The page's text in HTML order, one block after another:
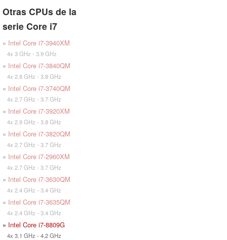
Otras CPUs de la
serie Core i7
» Intel Core i7-3940XM
4x 3 GHz - 3.9 GHz
» Intel Core i7-3840QM
4x 2.8 GHz - 3.8 GHz
» Intel Core i7-3740QM
4x 2.7 GHz - 3.7 GHz
» Intel Core i7-3920XM
4x 2.9 GHz - 3.8 GHz
» Intel Core i7-3820QM
4x 2.7 GHz - 3.7 GHz
» Intel Core i7-2960XM
4x 2.7 GHz - 3.7 GHz
» Intel Core i7-3630QM
4x 2.4 GHz - 3.4 GHz
» Intel Core i7-3635QM
4x 2.4 GHz - 3.4 GHz
» Intel Core i7-8809G
4x 3.1 GHz - 4.2 GHz